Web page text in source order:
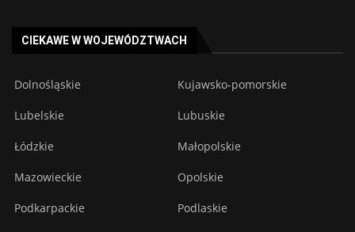
CIEKAWE W WOJEWÓDZTWACH
Dolnośląskie Kujawsko-pomorskie
Lubelskie Lubuskie
Łódzkie Małopolskie
Mazowieckie Opolskie
Podkarpackie Podlaskie